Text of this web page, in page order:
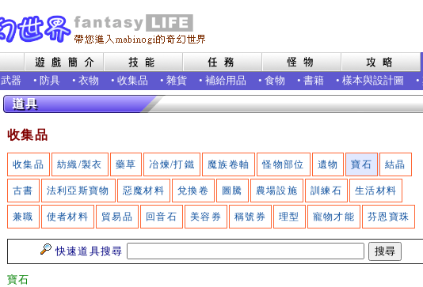
武器 • 防具 • 衣物 • 收集品 • 雜貨 • 補給用品 • 食物 • 書籍 • 樣本與設計圖 •
收集品
收集品 紡織/製衣 藥草 冶煉/打鐵 魔族卷軸 怪物部位 遺物 寶石 結晶
古書 法利亞斯寶物 惡魔材料 兌換卷 圖騰 農場設施 訓練石 生活材料
兼職 使者材料 貿易品 回音石 美容券 稱號券 理型 寵物才能 芬恩寶珠
快速道具搜尋
寶石